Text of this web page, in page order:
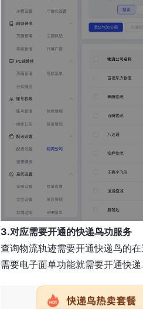
3.对应需要开通的快递鸟功服务
查询物流轨迹需要开通快递鸟的在
需要电子面单功能就需要开通快递